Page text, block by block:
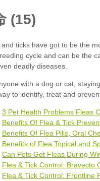
3 Pet Health Problems Fleas
Benefits Of Flea & Tick
Benefits Of Flea Pills, Oral
Benefits of Flea Topical and
Can Pets Get Fleas During
Flea & Tick Control: Bravecto
Flea & Tick Control: Frontline